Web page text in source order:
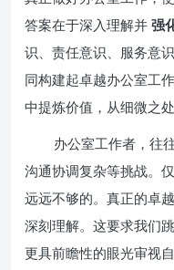
答案在于深入理解并 强
识、责任意识、服务意
同构建起卓越办公室工
中提炼价值，从细微之处
办公室工作者，往
沟通协调复杂等挑战。
远远不够的。真正的卓
深刻理解。这要求我们
更具前瞻性的眼光审视